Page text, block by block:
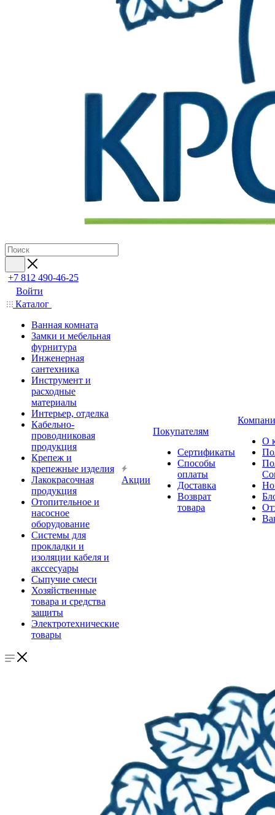
+7 812 490-46-25
Войти
Каталог
Ванная комната
Замки и мебельная
фурнитура
Инженерная
сантехника
Инструмент и
расходные
материалы
Интерьер, отделка
Кабельно-
проводниковая
продукция
Крепеж и
крепежные изделия
Лакокрасочная
продукция
Отопительное и
насосное
оборудование
Системы для
прокладки и
изоляции кабеля и
акссесуары
Сыпучие смеси
Хозяйственные
товара и средства
защиты
Электротехнические
товары
Акции
Покупателям
Сертификаты
Способы
оплаты
Доставка
Возврат
товара
О